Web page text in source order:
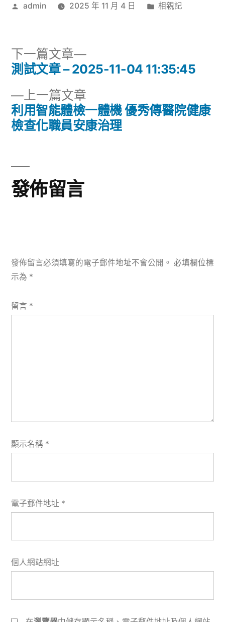
作
admin 2025 年 11 月 4 日
分
相親記
文
章
導
上一篇文章
一
篇
利用智能體檢一體機 優秀傳醫院健康
檢查化職員安康治理
下一篇文章
下
一
章:
測試文章 – 2025-11-04 11:35:45
發佈留言
發佈留言必須填寫的電子郵件地址不會公開。 必填欄位標
示為 *
留言 *
顯示名稱 *
電子郵件地址 *
個人網站網址